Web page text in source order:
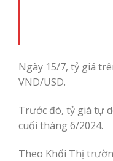
Ngày 15/7, tỷ giá
VND/USD.
Trước đó, tỷ giá tự
cuối tháng 6/2024.
Theo Khối Thị